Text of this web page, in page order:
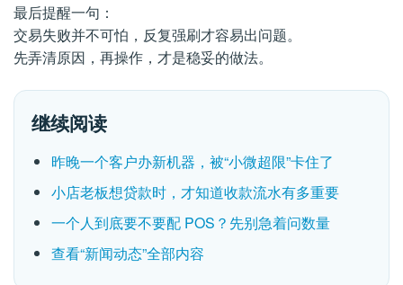
最后提醒一句：
交易失败并不可怕，反复强刷才容易出问题。
先弄清原因，再操作，才是稳妥的做法。
继续阅读
昨晚一个客户办新机器，被“小微超限”卡住了
小店老板想贷款时，才知道收款流水有多重要
一个人到底要不要配 POS？先别急着问数量
查看“新闻动态”全部内容